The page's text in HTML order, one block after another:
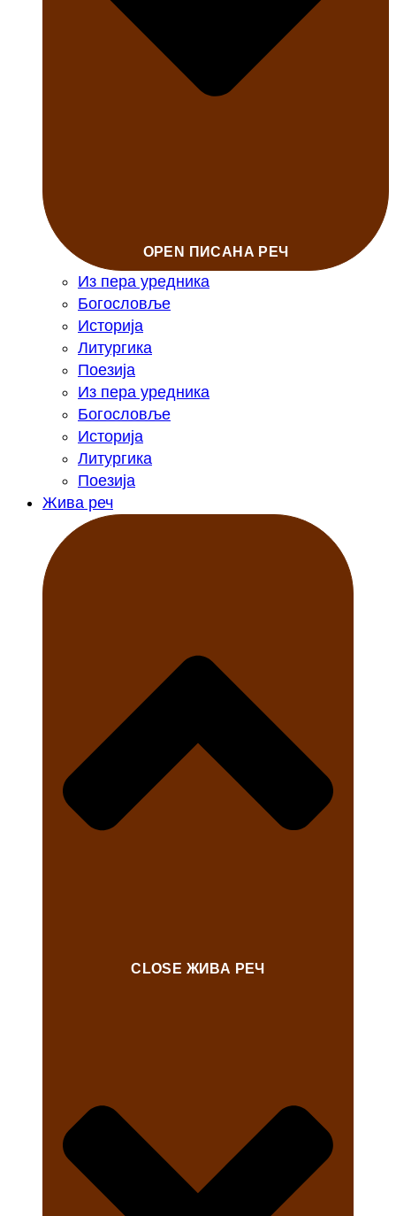
OPEN ПИСАНА РЕЧ
Из пера уредника
Богословље
Историја
Литургика
Поезија
Из пера уредника
Богословље
Историја
Литургика
Поезија
Жива реч
CLOSE ЖИВА РЕЧ